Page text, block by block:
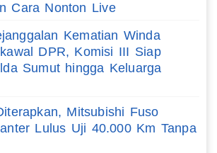
Cara Nonton Live
Kematian Winda
DPR, Komisi III Siap
Sumut hingga Keluarga
Mitsubishi Fuso
Lulus Uji 40.000 Km Tanpa